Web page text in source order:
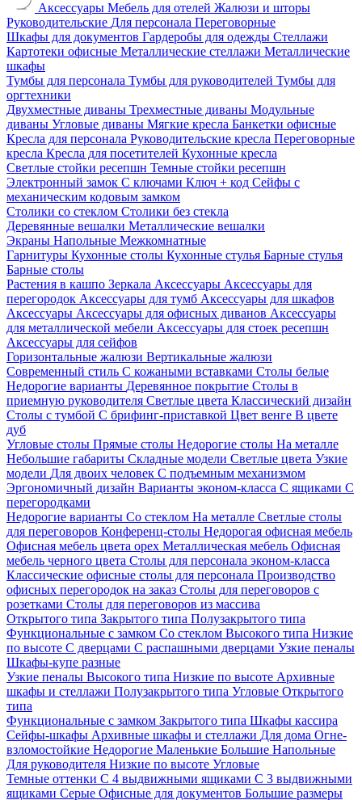
Аксессуары Мебель для отелей Жалюзи и шторы
Руководительские Для персонала Переговорные
Шкафы для документов Гардеробы для одежды Стеллажи
Картотеки офисные Металлические стеллажи Металлические
шкафы
Тумбы для персонала Тумбы для руководителей Тумбы для
оргтехники
Двухместные диваны Трехместные диваны Модульные
диваны Угловые диваны Мягкие кресла Банкетки офисные
Кресла для персонала Руководительские кресла Переговорные
кресла Кресла для посетителей Кухонные кресла
Светлые стойки ресепшн Темные стойки ресепшн
Электронный замок С ключами Ключ + код Сейфы с
механическим кодовым замком
Столики со стеклом Столики без стекла
Деревянные вешалки Металлические вешалки
Экраны Напольные Межкомнатные
Гарнитуры Кухонные столы Кухонные стулья Барные стулья
Барные столы
Растения в кашпо Зеркала Аксессуары Аксессуары для
перегородок Аксессуары для тумб Аксессуары для шкафов
Аксессуары Аксессуары для офисных диванов Аксессуары
для металлической мебели Аксессуары для стоек ресепшн
Аксессуары для сейфов
Горизонтальные жалюзи Вертикальные жалюзи
Современный стиль С кожаными вставками Столы белые
Недорогие варианты Деревянное покрытие Столы в
приемную руководителя Светлые цвета Классический дизайн
Столы с тумбой С брифинг-приставкой Цвет венге В цвете
дуб
Угловые столы Прямые столы Недорогие столы На металле
Небольшие габариты Складные модели Светлые цвета Узкие
модели Для двоих человек С подъемным механизмом
Эргономичный дизайн Варианты эконом-класса С ящиками С
перегородками
Недорогие варианты Со стеклом На металле Светлые столы
для переговоров Конференц-столы Недорогая офисная мебель
Офисная мебель цвета орех Металлическая мебель Офисная
мебель черного цвета Столы для персонала эконом-класса
Классические офисные столы для персонала Производство
офисных перегородок на заказ Столы для переговоров с
розетками Столы для переговоров из массива
Открытого типа Закрытого типа Полузакрытого типа
Функциональные с замком Со стеклом Высокого типа Низкие
по высоте С дверцами С распашными дверцами Узкие пеналы
Шкафы-купе разные
Узкие пеналы Высокого типа Низкие по высоте Архивные
шкафы и стеллажи Полузакрытого типа Угловые Открытого
типа
Функциональные с замком Закрытого типа Шкафы кассира
Сейфы-шкафы Архивные шкафы и стеллажи Для дома Огне-
взломостойкие Недорогие Маленькие Большие Напольные
Для руководителя Низкие по высоте Угловые
Темные оттенки С 4 выдвижными ящиками С 3 выдвижными
ящиками Серые Офисные для документов Большие размеры